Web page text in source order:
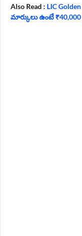
Also Read : LIC
మార్కులు ఉంటే